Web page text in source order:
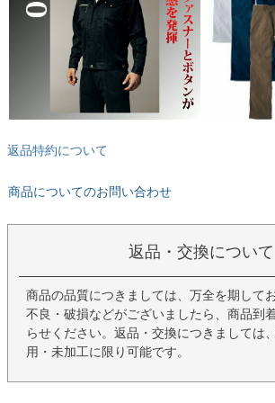
返品特約について
商品についてのお問い合わせ
返品・交換について
商品の品質につきましては、万全を期して
不良・破損などがございましたら、商品到
らせください。返品・交換につきましては
用・未加工に限り可能です。